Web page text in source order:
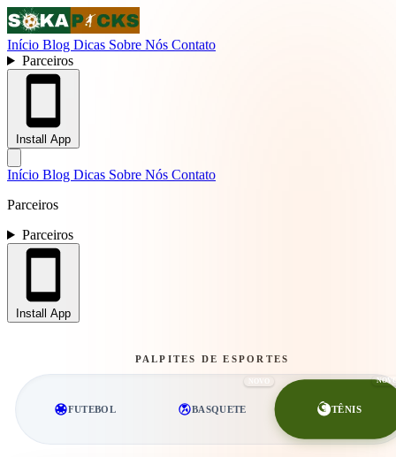
Início Blog Dicas Sobre Nós Contato
Parceiros
Install App
Início Blog Dicas Sobre Nós Contato
Parceiros
Parceiros
Install App
PALPITES DE ESPORTES
FUTEBOL BASQUETE TÊNIS